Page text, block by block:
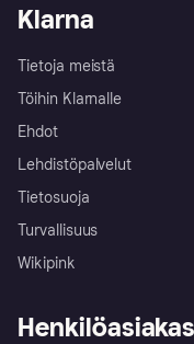
Klarna
Tietoja meistä
Töihin Klarnalle
Ehdot
Lehdistöpalvelut
Tietosuoja
Turvallisuus
Wikipink
Henkilöasiakas